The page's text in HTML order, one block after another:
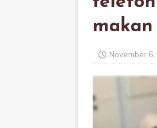
November